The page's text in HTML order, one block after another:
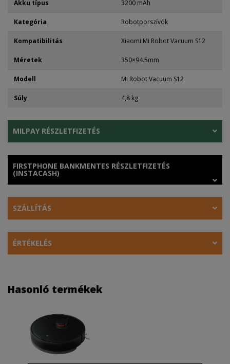
Akku típus 3200 mAh
Kategória Robotporszívók
Kompatibilitás Xiaomi Mi Robot Vacuum S12
Méretek 350×94.5mm
Modell Mi Robot Vacuum S12
Súly 4,8 kg
MILPAY RÉSZLETFIZETÉS
FIRSTPHONE BANKMENTES RÉSZLETFIZETÉS
(INSTACASH)
SZÁLLÍTÁS
ÉRTÉKELÉS
Hasonló termékek